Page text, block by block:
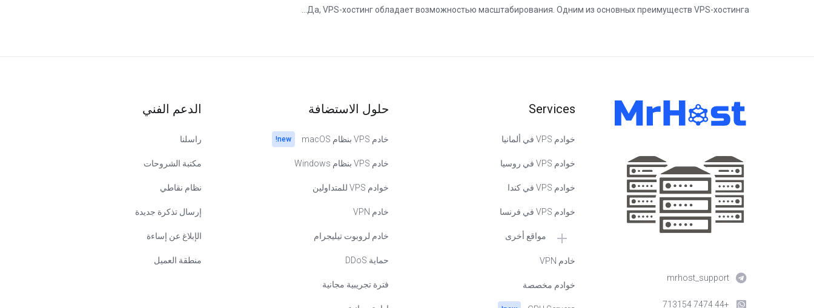
Да, VPS-хостинг обладает возможностью масштабирования. Одним из основных преимуществ VPS-хостинга...
mrhost_support
+44 7474 713154
Services
خوادم VPS في ألمانيا
خوادم VPS في روسيا
خوادم VPS في كندا
خوادم VPS في فرنسا
مواقع أخرى
🇳🇱 VPS في هولندا
🇺🇸 VPS في الولايات المتحدة
خادم VPN
خوادم مخصصة
حلول الاستضافة
خادم VPS بنظام macOS new!
خادم VPS بنظام Windows
خوادم VPS للمتداولين
خادم VPN
خادم لروبوت تيليجرام
حماية DDoS
فترة تجريبية مجانية
الدعم الفني
راسلنا
مكتبة الشروحات
نظام نقاطي
إرسال تذكرة جديدة
الإبلاغ عن إساءة
منطقة العميل